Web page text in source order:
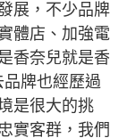
展，不少品牌
體店、加強電
香奈兒就是香
牌也經歷過
是很大的挑
實客群，我們